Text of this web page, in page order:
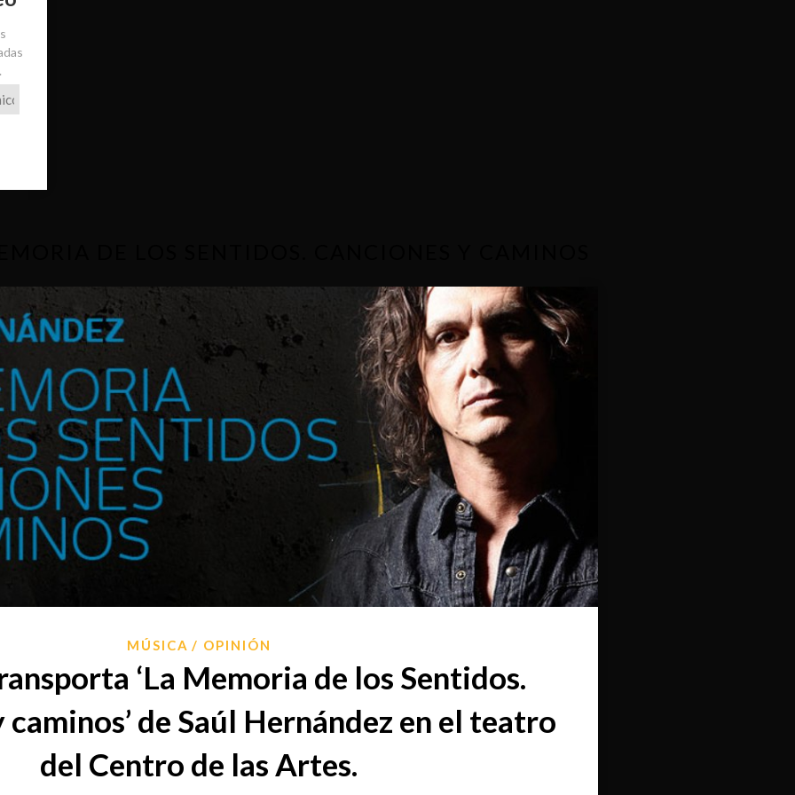
MÚSICA OPINIÓN
‘La Memoria de los Sentidos.
caminos’ de Saúl Hernández en el teatro
del Centro de las Artes.